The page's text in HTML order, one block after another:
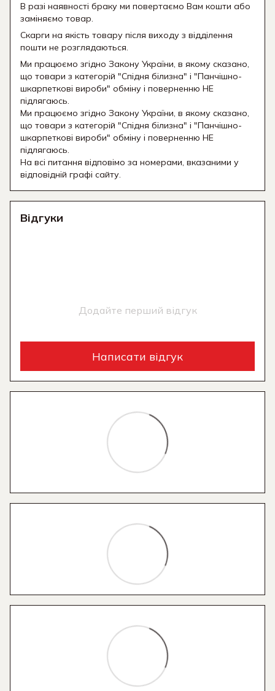
В разі наявності браку ми повертаємо Вам кошти або
заміняємо товар.
Скарги на якість товару після виходу з відділення
пошти не розглядаються.
Ми працюємо згідно Закону України, в якому сказано,
що товари з категорій "Спідня білизна" і "Панчішно-
шкарпеткові вироби" обміну і поверненню НЕ
підлягаюсь.
Ми працюємо згідно Закону України, в якому сказано,
що товари з категорій "Спідня білизна" і "Панчішно-
шкарпеткові вироби" обміну і поверненню НЕ
підлягаюсь.
На всі питання відповімо за номерами, вказаними у
відповідній графі сайту.
Відгуки
Додайте перший відгук
Написати відгук